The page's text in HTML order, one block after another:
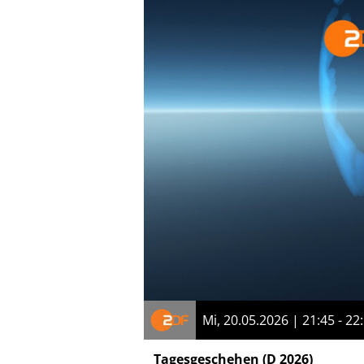
Mi, 20.05.2026 | 21:45 -
Tagesgeschehen (D 2026)